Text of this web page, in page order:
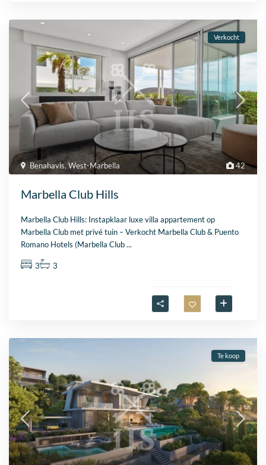
42
Benahavis,West-Marbella
Verkocht
Marbella Club Hills
Marbella Club Hills: Instapklaar luxe villa appartement op
Marbella Club met privé tuin – Verkocht Marbella Club & Puento
Romano Hotels (Marbella Club...
3 3
Te koop